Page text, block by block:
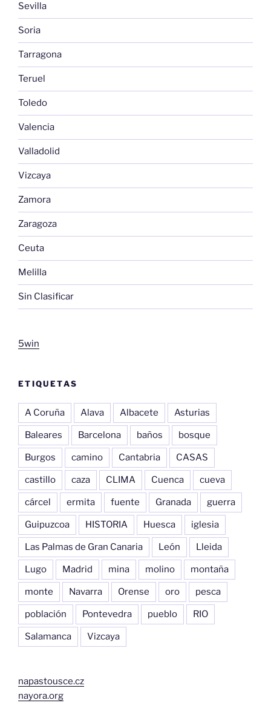
Sevilla
Soria
Tarragona
Teruel
Toledo
Valencia
Valladolid
Vizcaya
Zamora
Zaragoza
Ceuta
Melilla
Sin Clasificar
5win
ETIQUETAS
A Coruña Alava Albacete Asturias
Baleares Barcelona baños bosque
Burgos camino Cantabria CASAS
castillo caza CLIMA Cuenca cueva
cárcel ermita fuente Granada guerra
Guipuzcoa HISTORIA Huesca iglesia
Las Palmas de Gran Canaria León Lleida
Lugo Madrid mina molino montaña
monte Navarra Orense oro pesca
población Pontevedra pueblo RIO
Salamanca Vizcaya
napastousce.cz
nayora.org